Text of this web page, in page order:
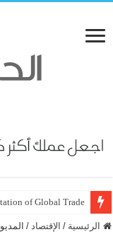
of Global Trade
الرئيسية / الإقتصاد /